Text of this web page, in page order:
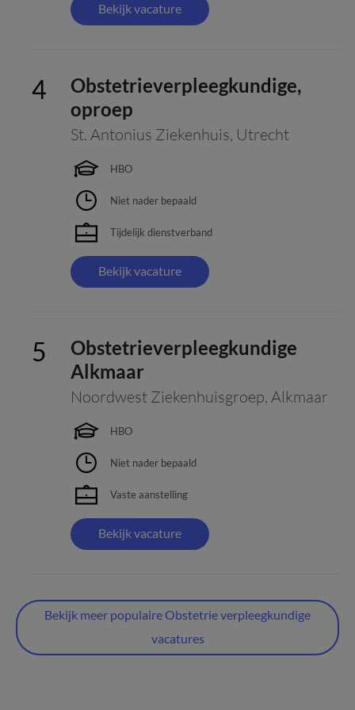
Bekijk vacature
Obstetrieverpleegkundige,
oproep
St. Antonius Ziekenhuis, Utrecht
HBO
Niet nader bepaald
Tijdelijk dienstverband
Bekijk vacature
Obstetrieverpleegkundige
Alkmaar
Noordwest Ziekenhuisgroep, Alkmaar
HBO
Niet nader bepaald
Vaste aanstelling
Bekijk vacature
Bekijk meer populaire Obstetrie verpleegkundige
vacatures